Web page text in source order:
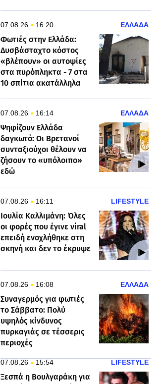
07.08.26 16:20 ΕΛΛΑΔΑ
Φωτιές στην Ελλάδα:
Δυσβάσταχτο κόστος
«βλέπουν» οι αυτοψίες
στα πυρόπληκτα - 7 στα
10 σπίτια ακατάλληλα
07.08.26 16:14 ΕΛΛΑΔΑ
Ψηφίζουν Ελλάδα
δαγκωτό: Οι Βρετανοί
συνταξιούχοι θέλουν να
ζήσουν το «υπόλοιπο»
εδώ
07.08.26 16:11 LIFESTYLE
Ιουλία Καλλιμάνη: Όλες
οι φορές που έγινε viral
επειδή ενοχλήθηκε στη
σκηνή και δεν το έκρυψε
07.08.26 16:08 ΕΛΛΑΔΑ
Συναγερμός για φωτιές
το Σάββατο: Πολύ
υψηλός κίνδυνος
πυρκαγιάς σε τέσσερις
περιοχές
07.08.26 15:54 LIFESTYLE
Ξεσπά η Βουλγαράκη για